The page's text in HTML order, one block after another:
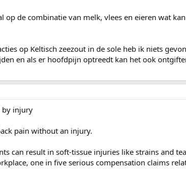
op de combinatie van melk, vlees en eieren wat
op Keltisch zeezout in de sole heb ik niets
en als er hoofdpijn optreedt kan het ook
by injury
pain without an injury.
can result in soft-tissue injuries like strains and
one in five serious compensation claims